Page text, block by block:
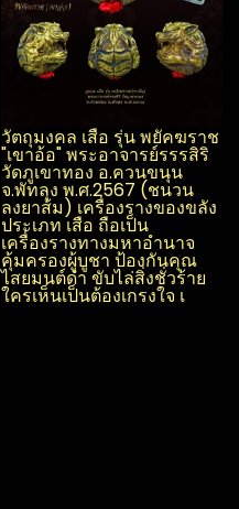
วัตถุมงคล เสือ รุ่น พยัคฆราช
"เขาอ้อ" พระอาจารย์รรร​สิริ​
วัดภูเขาทอง อ.ควนขนุน​
จ.พัทลุง​ พ.ศ.2567 (ชนวน
ลงยาส้ม) เครื่องรางของขลัง
ประเภท เสือ ถือเป็น
เครื่องรางทางมหาอำนาจ
คุ้มครองผู้บูชา ป้องกันคุณ
ไสย​มนต์ดำ ขับไล่สิ่งชั่วร้าย
ใครเห็นเป็นต้องเกรงใจ เ